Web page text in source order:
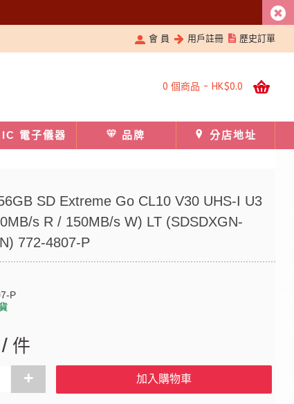
會 員 用戶註冊 歷史訂單
0 個商品 - HK$0.0
IC 電子儀器 品牌 分店地址
SD Extreme Go CL10 V30 UHS-I U3
s R / 150MB/s W) LT (SDSDXGN-
772-4807-P
P
件
+ 加入購物車